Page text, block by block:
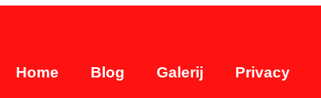
Home Blog Galerij Privacy